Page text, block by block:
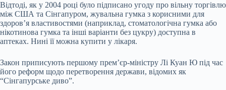
Відтоді, як у 2004 році було підписано угоду про вільну торгівлю
між США та Сінгапуром, жувальна гумка з корисними для
здоров’я властивостями (наприклад, стоматологічна гумка або
нікотинова гумка та інші варіанти без цукру) доступна в
аптеках. Нині її можна купити у лікаря.
Закон приписують першому прем’єр-міністру Лі Куан Ю під час
його реформ щодо перетворення держави, відомих як
“Сінгапурське диво”.